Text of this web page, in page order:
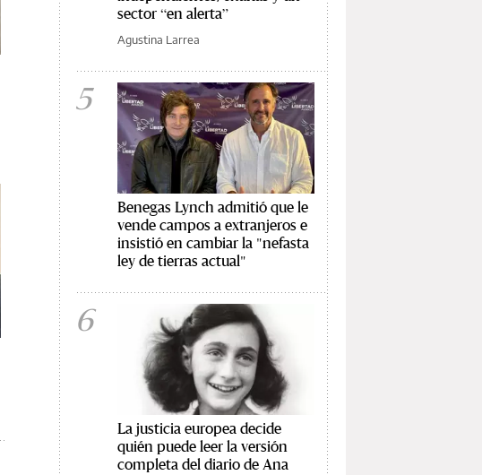
sector “en alerta”
Agustina Larrea
5
Benegas Lynch admitió que le
vende campos a extranjeros e
insistió en cambiar la "nefasta
ley de tierras actual"
6
La justicia europea decide
quién puede leer la versión
completa del diario de Ana